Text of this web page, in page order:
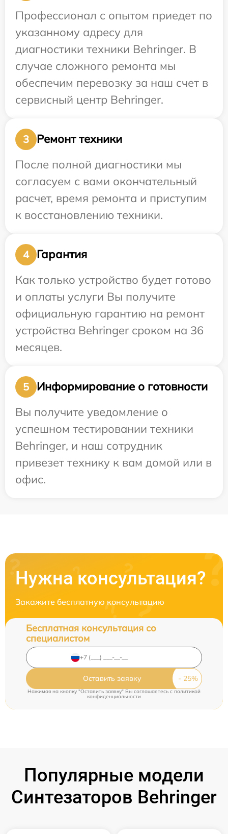
Профессионал с опытом приедет по
указанному адресу для
диагностики техники Behringer. В
случае сложного ремонта мы
обеспечим перевозку за наш счет в
сервисный центр Behringer.
3
Ремонт техники
После полной диагностики мы
согласуем с вами окончательный
расчет, время ремонта и приступим
к восстановлению техники.
4
Гарантия
Как только устройство будет готово
и оплаты услуги Вы получите
официальную гарантию на ремонт
устройства Behringer сроком на 36
месяцев.
5
Информирование о готовности
Вы получите уведомление о
успешном тестировании техники
Behringer, и наш сотрудник
привезет технику к вам домой или в
офис.
Нужна консультация?
Закажите бесплатную консультацию
Бесплатная консультация со
специалистом
Оставить заявку
Нажимая на кнопку "Оставить заявку" Вы соглашаетесь cполитикой
конфиденциальности
Популярные модели
Синтезаторов Behringer